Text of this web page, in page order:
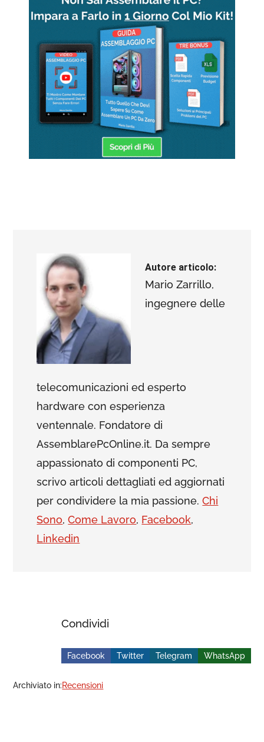
Autore articolo:
Mario Zarrillo,
ingegnere delle
telecomunicazioni ed esperto
hardware con esperienza
ventennale. Fondatore di
AssemblarePcOnline.it. Da sempre
appassionato di componenti PC,
scrivo articoli dettagliati ed aggiornati
per condividere la mia passione.Chi
Sono,Come Lavoro, Facebook,
Linkedin
Condividi
Facebook Twitter Telegram WhatsApp
Archiviato in:Recensioni